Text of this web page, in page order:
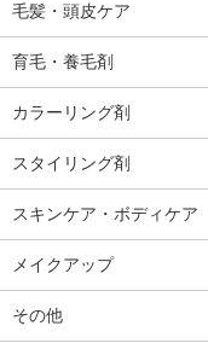
毛髪・頭皮ケア
育毛・養毛剤
カラーリング剤
スタイリング剤
スキンケア・ボディケア
メイクアップ
その他